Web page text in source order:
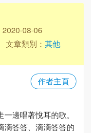
08-06
文章類別： 其他
作者主頁
邊唱著悅耳的歌。
滴答答、滴滴答答的